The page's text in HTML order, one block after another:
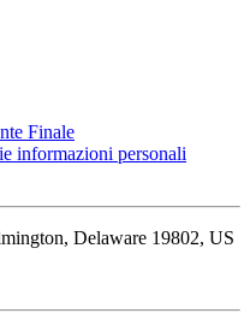
Finale
informazioni personali
Delaware 19802, US